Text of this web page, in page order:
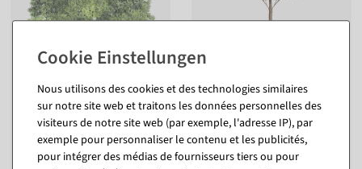
Panneau de mousse
artificielle avec 5000 h de
protection UV
intérieur
Disponible immédiatement
Arbre artificiel de cerisiers
en fleurs avec socle, 140 cm
intérieur
Disponible immédiatement
Nous utilisons des cookies et des technologies similaires
sur notre site web et traitons les données personnelles des
visiteurs de notre site web (par exemple, l'adresse IP), par
exemple pour personnaliser le contenu et les publicités,
pour intégrer des médias de fournisseurs tiers ou pour